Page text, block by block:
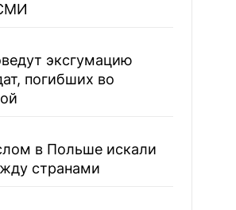
эксгумацию
погибших во
в Польше искали
странами